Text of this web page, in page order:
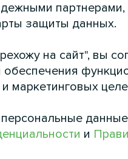
защиты данных.
на сайт", вы
маркетинговых
и